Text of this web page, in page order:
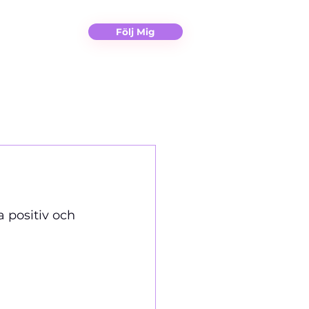
Kontakt Följ Mig
positiv och